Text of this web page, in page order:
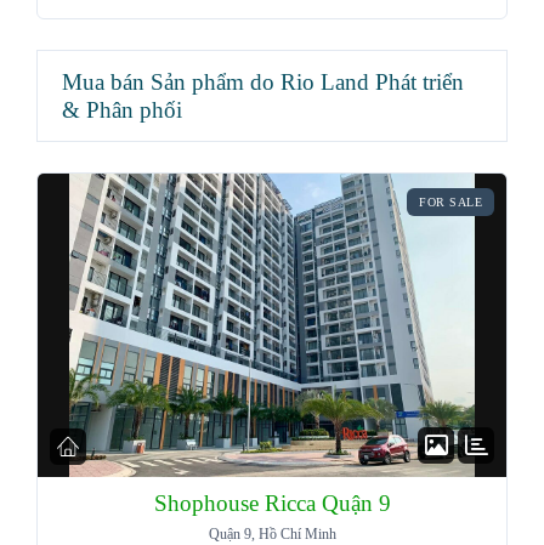
Mua bán Sản phẩm do Rio Land Phát triển
& Phân phối
FOR SALE
Shophouse Ricca Quận 9
Quận 9, Hồ Chí Minh